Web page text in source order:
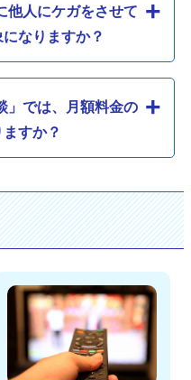
他人にケガをさせて
なりますか？
」では、月額料金の
すか？